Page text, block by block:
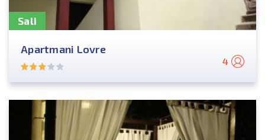
Sali
Apartmani Lovre
4